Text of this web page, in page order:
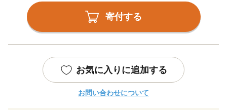
寄付する
お気に入りに追加する
お問い合わせについて